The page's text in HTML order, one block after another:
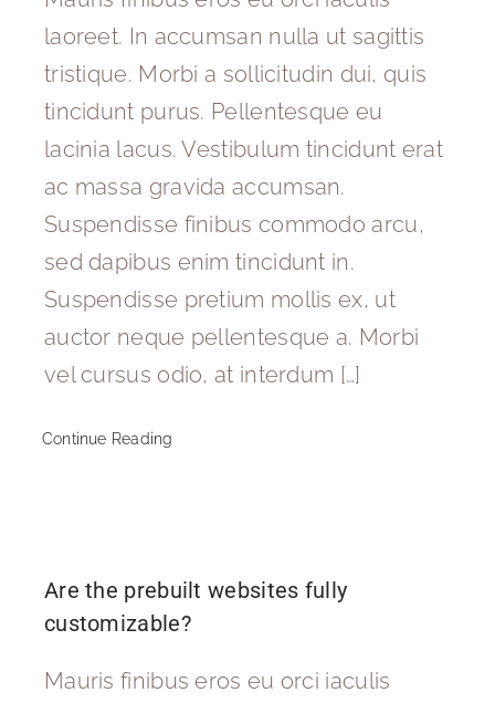
ONLINE-TERMIN
KONTAKT
laoreet. In accumsan nulla ut sagittis
tristique. Morbi a sollicitudin dui, quis
tincidunt purus. Pellentesque eu
lacinia lacus. Vestibulum tincidunt erat
ac massa gravida accumsan.
Suspendisse finibus commodo arcu,
sed dapibus enim tincidunt in.
Suspendisse pretium mollis ex, ut
auctor neque pellentesque a. Morbi
vel cursus odio, at interdum […]
Continue Reading
Are the prebuilt websites fully
customizable?
Mauris finibus eros eu orci iaculis